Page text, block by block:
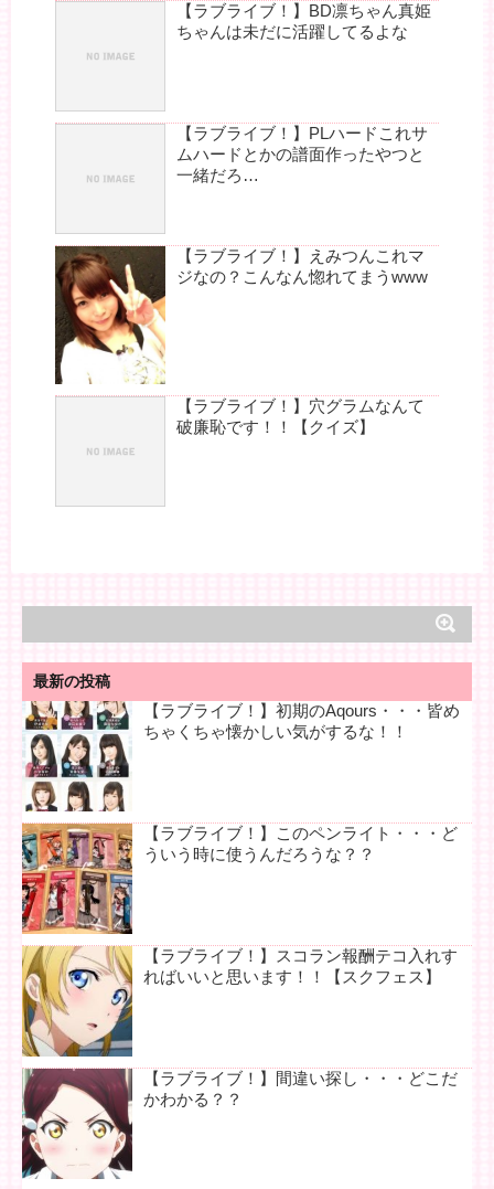
【ラブライブ！】BD凛ちゃん真姫
ちゃんは未だに活躍してるよな
【ラブライブ！】PLハードこれサ
ムハードとかの譜面作ったやつと
一緒だろ…
【ラブライブ！】えみつんこれマ
ジなの？こんなん惚れてまうwww
【ラブライブ！】穴グラムなんて
破廉恥です！！【クイズ】
最新の投稿
【ラブライブ！】初期のAqours・・・皆め
ちゃくちゃ懐かしい気がするな！！
【ラブライブ！】このペンライト・・・ど
ういう時に使うんだろうな？？
【ラブライブ！】スコラン報酬テコ入れす
ればいいと思います！！【スクフェス】
【ラブライブ！】間違い探し・・・どこだ
かわかる？？